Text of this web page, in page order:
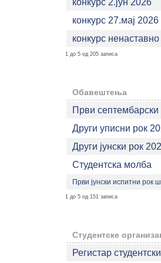
конкурс 27.мај 2026
конкурс
1 до 5 од 205 записа
Обавештења
Први септембарски
Други уписни рок
Други јунски рок
Студентска молба
Први јунски испитни рок
1 до 5 од 151 записа
Студентске
Регистар